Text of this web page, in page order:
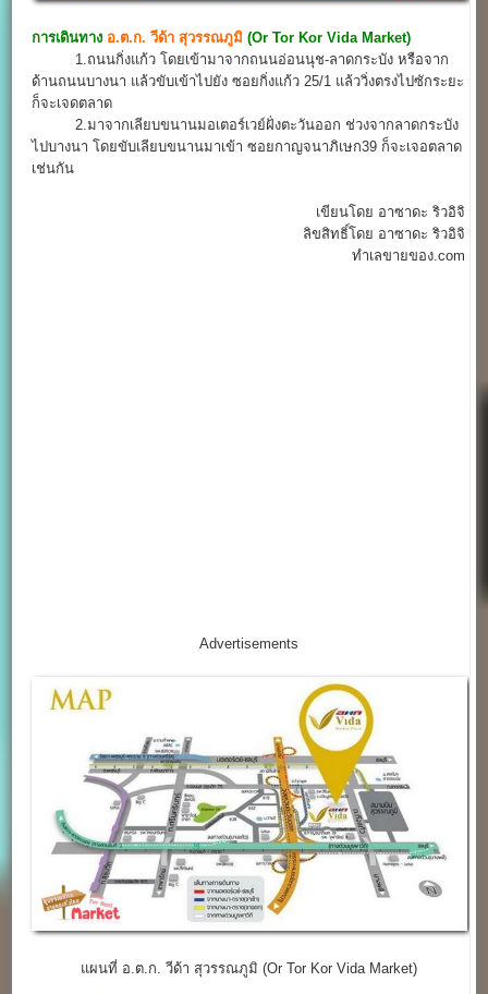
การเดินทาง อ.ต.ก. วีด้า สุวรรณภูมิ (Or Tor Kor Vida Market)
1.ถนนกิ่งแก้ว โดยเข้ามาจากถนนอ่อนนุช-ลาดกระบัง หรือจาก
ด้านถนนบางนา แล้วขับเข้าไปยัง ซอยกิ่งแก้ว 25/1 แล้ววิ่งตรงไปซักระยะ
ก็จะเจดตลาด
2.มาจากเลียบขนานมอเตอร์เวย์ฝั่งตะวันออก ช่วงจากลาดกระบัง
ไปบางนา โดยขับเลียบขนานมาเข้า ซอยกาญจนาภิเษก39 ก็จะเจอตลาด
เช่นกัน
เขียนโดย อาซาดะ ริวอิจิ
ลิขสิทธิ์โดย อาซาดะ ริวอิจิ
ทำเลขายของ.com
Advertisements
แผนที่ อ.ต.ก. วีด้า สุวรรณภูมิ (Or Tor Kor Vida Market)